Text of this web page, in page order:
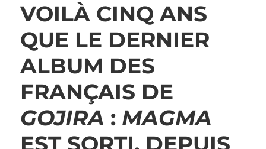
VOILÀ CINQ ANS
QUE LE DERNIER
ALBUM DES
FRANÇAIS DE
GOJIRA : MAGMA
EST SORTI. DEPUIS